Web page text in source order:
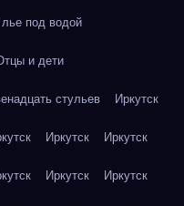
под водой
и дети
стульев Иркутск
Иркутск Иркутск
Иркутск Иркутск